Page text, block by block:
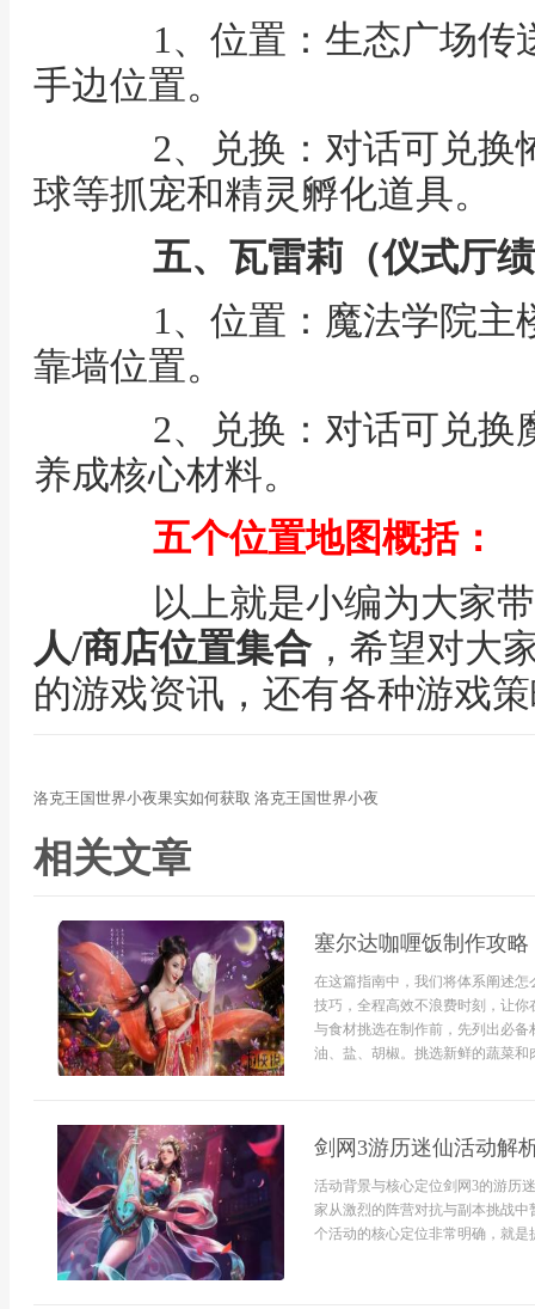
1、位置：生态广场传
手边位置。
2、兑换：对话可兑换
球等抓宠和精灵孵化道具。
五、 瓦雷莉（仪式厅
1、位置：魔法学院主
靠墙位置。
2、兑换：对话可兑换
养成核心材料。
五个位置地图概括：
以上就是小编为大家
人/商店位置集合，希望对大
的游戏资讯，还有各种游戏
洛克王国世界小夜果实如何获取 洛克王国世界小夜
相关文章
塞尔达咖喱饭制作攻
在这篇指南中，我们将体系阐述
技巧，全程高效不浪费时刻，让
与食材挑选在制作前，先列出必
油、盐、胡椒。挑选新鲜的蔬菜
剑网3游历迷仙活动解
活动背景与核心定位剑网3的游历
家从激烈的阵营对抗与副本挑战
个活动的核心定位非常明确，就是